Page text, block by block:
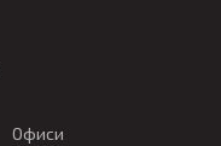
Офиси